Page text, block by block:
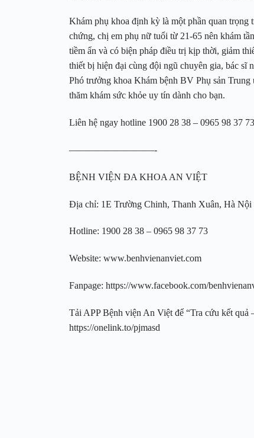
Khám phụ khoa định kỳ là một phần quan
chứng, chị em phụ nữ tuổi từ 21-65 nên khám
tiềm ẩn và có biện pháp điều trị kịp thời, giảm
thiết bị hiện đại cùng đội ngũ chuyên gia, bác sĩ
Phó trưởng khoa Khám bệnh BV Phụ sản
thăm khám sức khỏe uy tín dành cho bạn.
Liên hệ ngay hotline 1900 28 38 – 0965 98 37
—————————-
BỆNH VIỆN ĐA KHOA AN VIỆT
Địa chỉ: 1E Trường Chinh, Thanh Xuân, Hà Nội
Hotline: 1900 28 38 – 0965 98 37 73
Website: www.benhvienanviet.com
Fanpage: https://www.facebook.com/
Tải APP Bệnh viện An Việt để “Tra cứu kết
https://onelink.to/pjmasd